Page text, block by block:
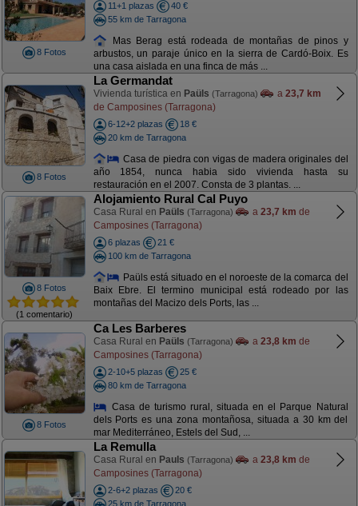
8 Fotos
11+1 plazas
40 €
55 km de Tarragona
Mas Berag está rodeada de montañas de pinos y
arbustos, un paraje único en la sierra de Cardó-Boix. Es
una casa aislada en una finca de más ...
8 Fotos
La Germandat
Vivienda turística en Paüls (Tarragona) a 23,7 km
de Camposines (Tarragona)
6-12+2 plazas
18 €
20 km de Tarragona
Casa de piedra con vigas de madera originales del
año 1854, nunca habia sido vivienda hasta su
restauración en el 2007. Consta de 3 plantas. ...
8 Fotos
(1 comentario)
Alojamiento Rural Cal Puyo
Casa Rural en Paüls (Tarragona) a 23,7 km de
Camposines (Tarragona)
6 plazas
21 €
100 km de Tarragona
Paüls está situado en el noroeste de la comarca del
Baix Ebre. El termino municipal está rodeado por las
montañas del Macizo dels Ports, las ...
8 Fotos
Ca Les Barberes
Casa Rural en Paüls (Tarragona) a 23,8 km de
Camposines (Tarragona)
2-10+5 plazas
25 €
80 km de Tarragona
Casa de turismo rural, situada en el Parque Natural
dels Ports es una zona montañosa, situada a 30 km del
mar Mediterráneo, Estels del Sud, ...
La Remulla
Casa Rural en Pauls (Tarragona) a 23,8 km de
Camposines (Tarragona)
2-6+2 plazas
20 €
25 km de Tarragona